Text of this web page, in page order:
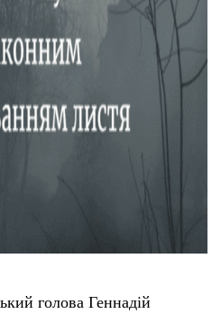
голова Геннадій